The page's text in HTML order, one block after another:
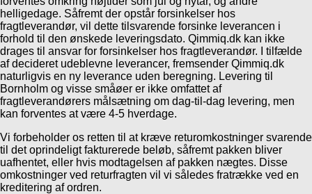
helligedage. Såfremt der opstår forsinkelser hos
fragtleverandør, vil dette tilsvarende forsinke leverancen i
forhold til den ønskede leveringsdato. Qimmiq.dk kan ikke
drages til ansvar for forsinkelser hos fragtleverandør. I tilfælde
af decideret udeblevne leverancer, fremsender Qimmiq.dk
naturligvis en ny leverance uden beregning. Levering til
Bornholm og visse småøer er ikke omfattet af
fragtleverandørers målsætning om dag-til-dag levering, men
kan forventes at være 4-5 hverdage.
Vi forbeholder os retten til at kræve returomkostninger svarende
til det oprindeligt fakturerede beløb, såfremt pakken bliver
uafhentet, eller hvis modtagelsen af pakken nægtes. Disse
omkostninger ved returfragten vil vi således fratrække ved en
kreditering af ordren.